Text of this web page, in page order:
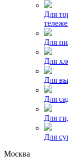
Для
Для
Для
Для
Для
Для
Для
Москва